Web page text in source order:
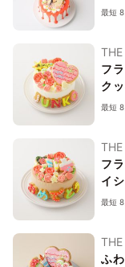
体
最短
フ
ク
最短
フ
イ
最短
ふ